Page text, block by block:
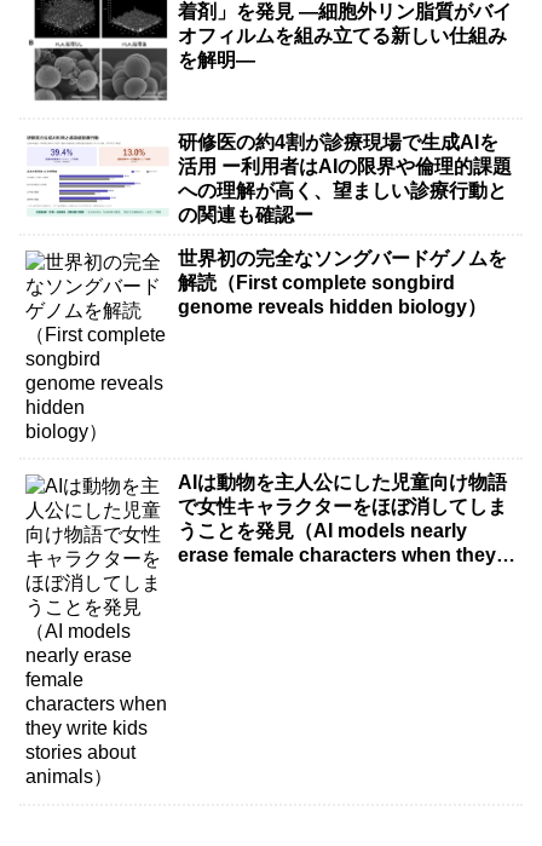
着剤」を発見 ―細胞外リン脂質がバイ
オフィルムを組み立てる新しい仕組み
を解明―
研修医の約4割が診療現場で生成AIを
活用 ー利用者はAIの限界や倫理的課題
への理解が高く、望ましい診療行動と
の関連も確認ー
世界初の完全なソングバードゲノムを
解読（First complete songbird
genome reveals hidden biology）
AIは動物を主人公にした児童向け物語
で女性キャラクターをほぼ消してしま
うことを発見（AI models nearly
erase female characters when they